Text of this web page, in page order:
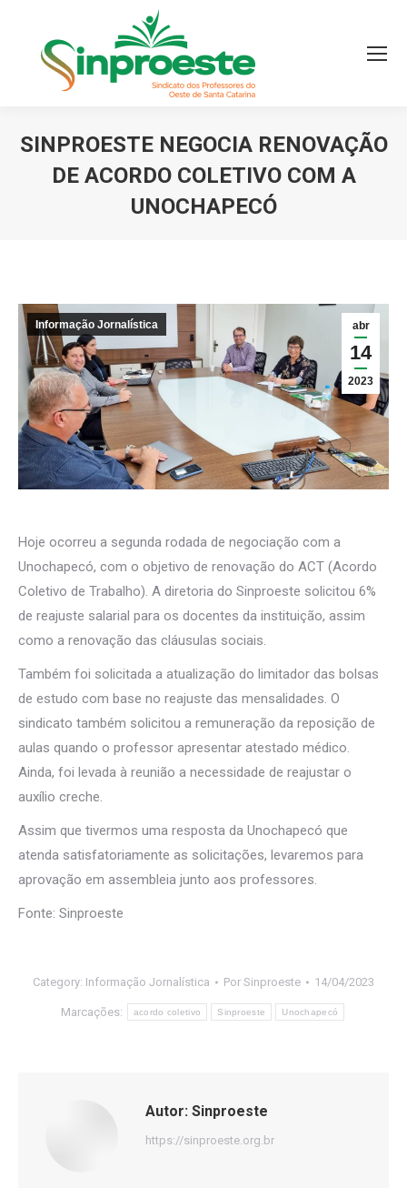
SINPROESTE NEGOCIA RENOVAÇÃO
DE ACORDO COLETIVO COM A
UNOCHAPECÓ
abr
14
2023
Informação Jornalística
Hoje ocorreu a segunda rodada de negociação com a
Unochapecó, com o objetivo de renovação do ACT (Acordo
Coletivo de Trabalho). A diretoria do Sinproeste solicitou 6%
de reajuste salarial para os docentes da instituição, assim
como a renovação das cláusulas sociais.
Também foi solicitada a atualização do limitador das bolsas
de estudo com base no reajuste das mensalidades. O
sindicato também solicitou a remuneração da reposição de
aulas quando o professor apresentar atestado médico.
Ainda, foi levada à reunião a necessidade de reajustar o
auxílio creche.
Assim que tivermos uma resposta da Unochapecó que
atenda satisfatoriamente as solicitações, levaremos para
aprovação em assembleia junto aos professores.
Fonte: Sinproeste
Category: Informação Jornalística Por Sinproeste 14/04/2023
Marcações: acordo coletivo Sinproeste Unochapecó
Autor: Sinproeste
https://sinproeste.org.br